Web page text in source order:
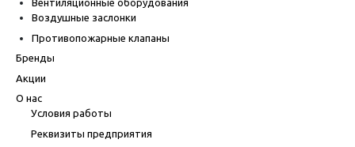
Вентиляционные оборудования
Воздушные заслонки
Противопожарные клапаны
Бренды
Акции
О нас
Условия работы
Реквизиты предприятия